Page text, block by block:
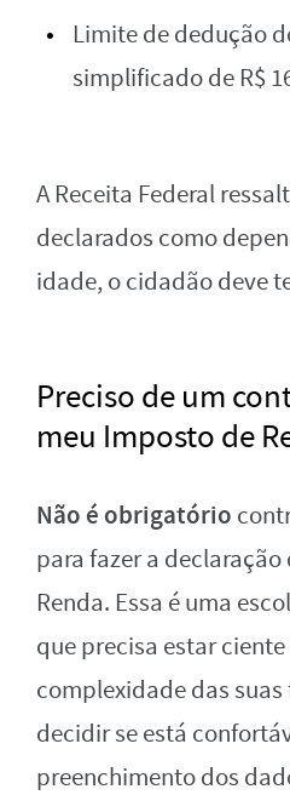
Limite de dedução
simplificado de R$
A Receita Federal
declarados como
idade, o cidadão deve
Preciso de um
meu Imposto de
Não é obrigatório
para fazer a
Renda. Essa é uma
que precisa estar
complexidade das
decidir se está
preenchimento dos